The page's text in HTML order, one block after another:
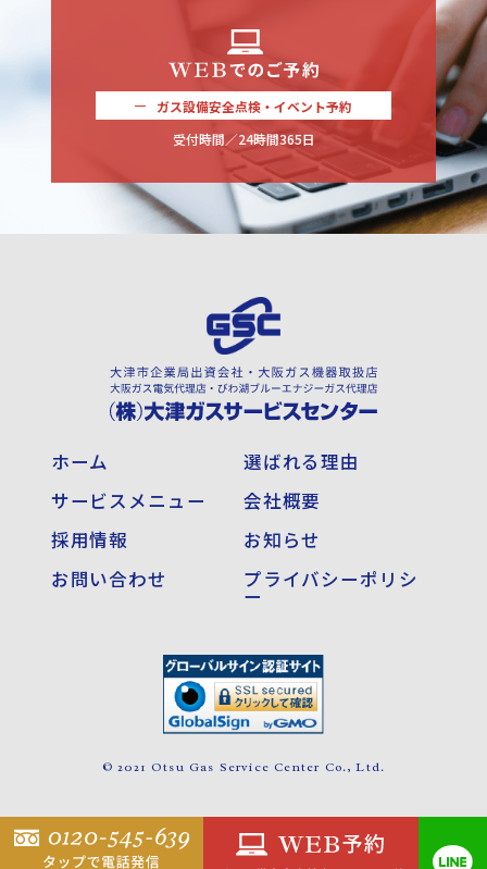
ガス設備安全点検・イベント予約
受付時間／24時間365日
ホーム
選ばれる理由
サービスメニュー
会社概要
採用情報
お知らせ
お問い合わせ
プライバシーポリシ
ー
© 2021 Otsu Gas Service Center Co., Ltd.